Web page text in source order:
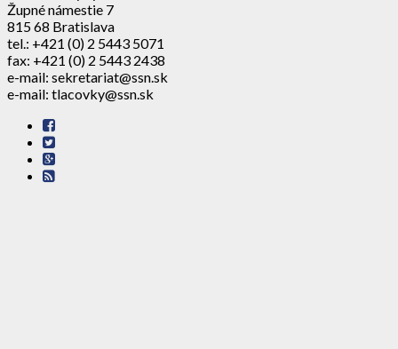
Župné námestie 7
815 68 Bratislava
tel.: +421 (0) 2 5443 5071
fax: +421 (0) 2 5443 2438
e-mail: sekretariat@ssn.sk
e-mail: tlacovky@ssn.sk